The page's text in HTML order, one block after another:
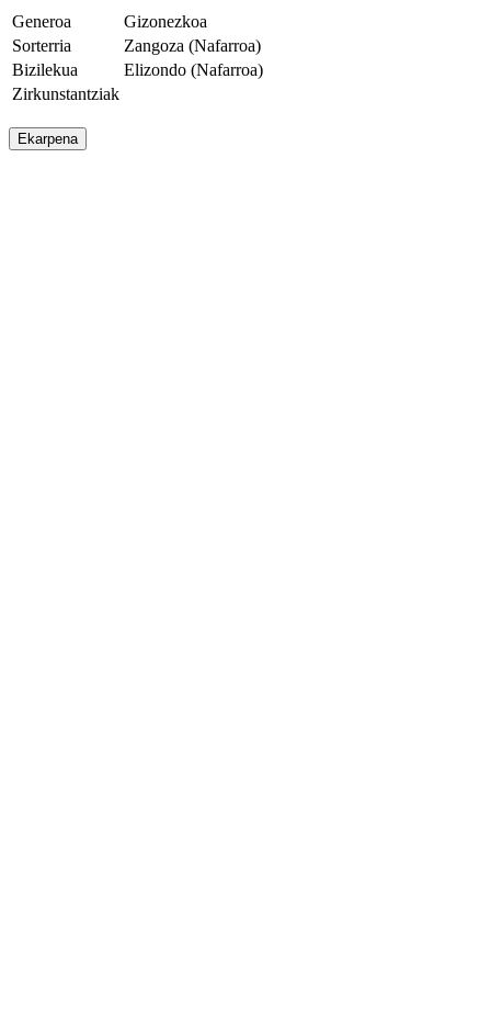
Generoa
Gizonezkoa
Sorterria
Zangoza (Nafarroa)
Bizilekua
Elizondo (Nafarroa)
Zirkunstantziak